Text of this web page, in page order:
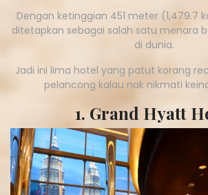
Dengan ketinggian 451 meter (1,479.7
ditetapkan sebagai salah satu menara
di dunia.
Jadi ini lima hotel yang patut korang
pelancong kalau nak nikmati
1. Grand Hyatt